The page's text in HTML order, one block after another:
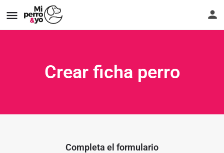
Crear ficha perro
Completa el formulario